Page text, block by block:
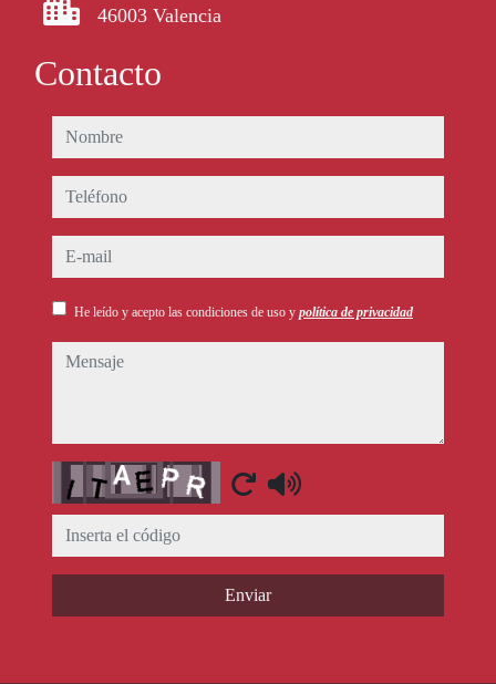
46003 Valencia
Contacto
nombre
teléfono
e-mail
He leído y acepto las condiciones de uso y política de privacidad
mensaje
Captcha
Enviar